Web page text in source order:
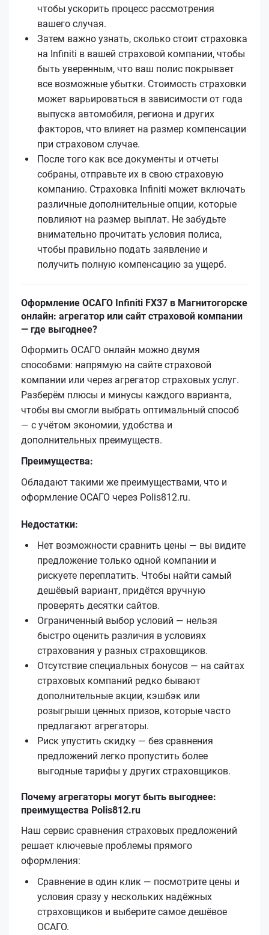
чтобы ускорить процесс рассмотрения
вашего случая.
Затем важно узнать, сколько стоит страховка
на Infiniti в вашей страховой компании, чтобы
быть уверенным, что ваш полис покрывает
все возможные убытки. Стоимость страховки
может варьироваться в зависимости от года
выпуска автомобиля, региона и других
факторов, что влияет на размер компенсации
при страховом случае.
После того как все документы и отчеты
собраны, отправьте их в свою страховую
компанию. Страховка Infiniti может включать
различные дополнительные опции, которые
повлияют на размер выплат. Не забудьте
внимательно прочитать условия полиса,
чтобы правильно подать заявление и
получить полную компенсацию за ущерб.
Оформление ОСАГО Infiniti FX37 в Магнитогорске
онлайн: агрегатор или сайт страховой компании
— где выгоднее?
Оформить ОСАГО онлайн можно двумя
способами: напрямую на сайте страховой
компании или через агрегатор страховых услуг.
Разберём плюсы и минусы каждого варианта,
чтобы вы смогли выбрать оптимальный способ
— с учётом экономии, удобства и
дополнительных преимуществ.
Преимущества:
Обладают такими же преимуществами, что и
оформление ОСАГО через Polis812.ru.
Недостатки:
Нет возможности сравнить цены — вы видите
предложение только одной компании и
рискуете переплатить. Чтобы найти самый
дешёвый вариант, придётся вручную
проверять десятки сайтов.
Ограниченный выбор условий — нельзя
быстро оценить различия в условиях
страхования у разных страховщиков.
Отсутствие специальных бонусов — на сайтах
страховых компаний редко бывают
дополнительные акции, кэшбэк или
розыгрыши ценных призов, которые часто
предлагают агрегаторы.
Риск упустить скидку — без сравнения
предложений легко пропустить более
выгодные тарифы у других страховщиков.
Почему агрегаторы могут быть выгоднее:
преимущества Polis812.ru
Наш сервис сравнения страховых предложений
решает ключевые проблемы прямого
оформления:
Сравнение в один клик — посмотрите цены и
условия сразу у нескольких надёжных
страховщиков и выберите самое дешёвое
ОСАГО.